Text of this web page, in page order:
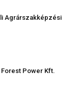
Agrárszakképzési
Power Kft.